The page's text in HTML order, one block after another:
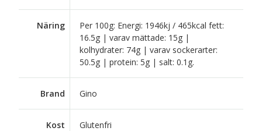
Näring
Per 100g: Energi: 1946kj / 465kcal fett:
16.5g | varav mättade: 15g |
kolhydrater: 74g | varav sockerarter:
50.5g | protein: 5g | salt: 0.1g.
Brand Gino
Kost Glutenfri